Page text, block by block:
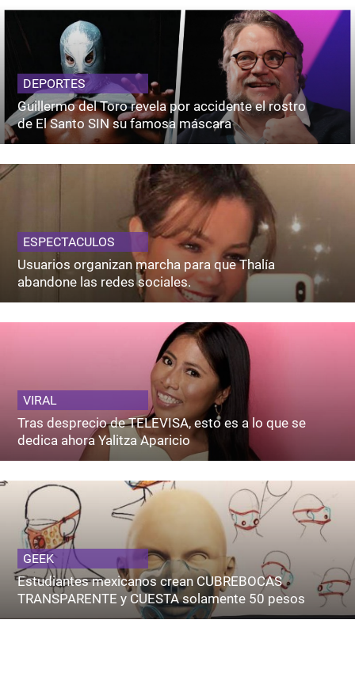
DEPORTES
Guillermo del Toro revela por accidente el rostro
de El Santo SIN su famosa máscara
ESPECTACULOS
Usuarios organizan marcha para que Thalía
abandone las redes sociales.
VIRAL
Tras desprecio de TELEVISA, esto es a lo que se
dedica ahora Yalitza Aparicio
GEEK
Estudiantes mexicanos crean CUBREBOCAS
TRANSPARENTE y CUESTA solamente 50 pesos